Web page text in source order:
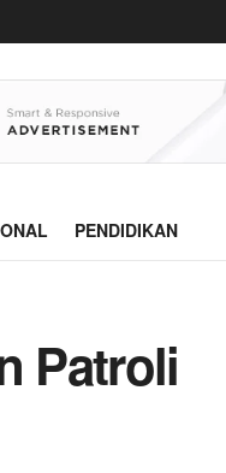
PENDIDIKAN
Patroli